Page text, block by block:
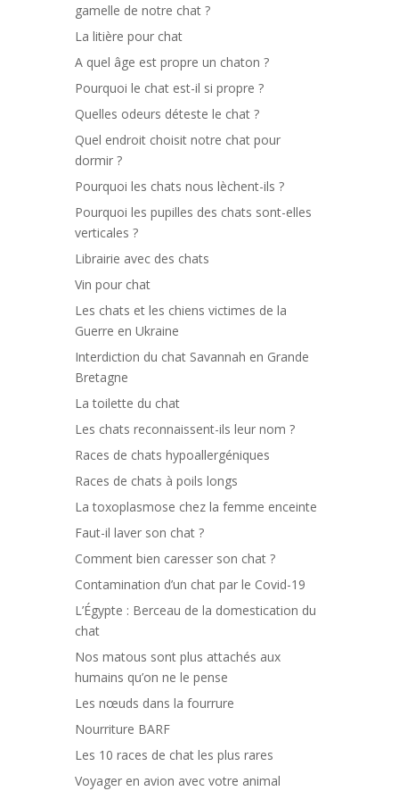
gamelle de notre chat ?
La litière pour chat
A quel âge est propre un chaton ?
Pourquoi le chat est-il si propre ?
Quelles odeurs déteste le chat ?
Quel endroit choisit notre chat pour
dormir ?
Pourquoi les chats nous lèchent-ils ?
Pourquoi les pupilles des chats sont-elles
verticales ?
Librairie avec des chats
Vin pour chat
Les chats et les chiens victimes de la
Guerre en Ukraine
Interdiction du chat Savannah en Grande
Bretagne
La toilette du chat
Les chats reconnaissent-ils leur nom ?
Races de chats hypoallergéniques
Races de chats à poils longs
La toxoplasmose chez la femme enceinte
Faut-il laver son chat ?
Comment bien caresser son chat ?
Contamination d’un chat par le Covid-19
L’Égypte : Berceau de la domestication du
chat
Nos matous sont plus attachés aux
humains qu’on ne le pense
Les nœuds dans la fourrure
Nourriture BARF
Les 10 races de chat les plus rares
Voyager en avion avec votre animal